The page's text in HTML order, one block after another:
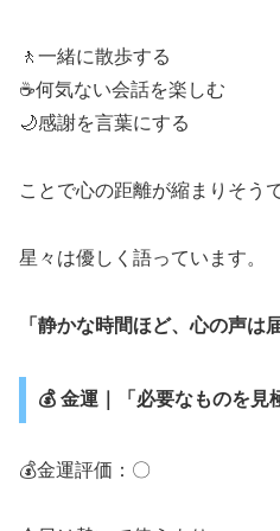
🚶一緒に散歩する
☕何気ない会話を楽しむ
🌙感謝を言葉にする
ことで心の距離が縮まりそうで
星々は優しく語っています。
「静かな時間ほど、心の声は
💰 金運｜「必要なものを見
💰金運評価：〇